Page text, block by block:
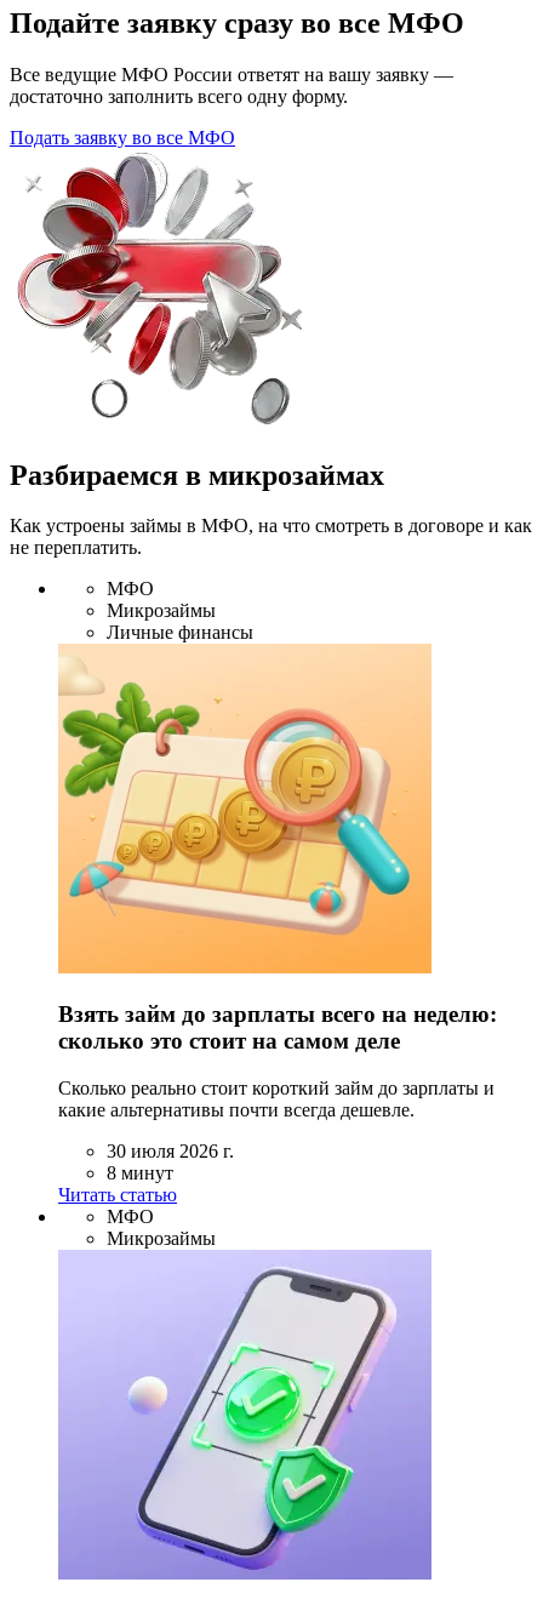
Подайте заявку сразу во все МФО
Все ведущие МФО России ответят на вашу заявку —
достаточно заполнить всего одну форму.
Подать заявку во все МФО
Разбираемся в микрозаймах
Как устроены займы в МФО, на что смотреть в договоре и как
не переплатить.
МФО
Микрозаймы
Личные финансы
Взять займ до зарплаты всего на неделю:
сколько это стоит на самом деле
Сколько реально стоит короткий займ до зарплаты и
какие альтернативы почти всегда дешевле.
30 июля 2026 г.
8 минут
Читать статью
МФО
Микрозаймы